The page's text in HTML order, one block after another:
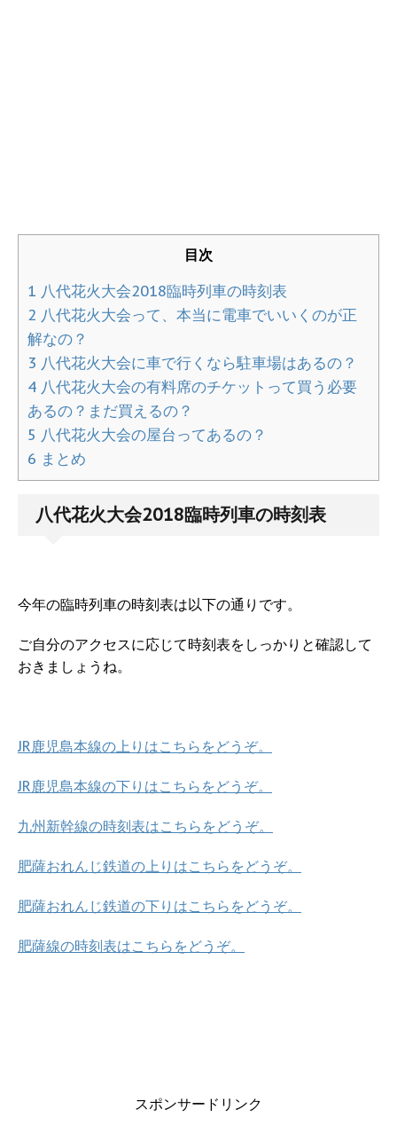
目次
1 八代花火大会2018臨時列車の時刻表
2 八代花火大会って、本当に電車でいいくのが正
解なの？
3 八代花火大会に車で行くなら駐車場はあるの？
4 八代花火大会の有料席のチケットって買う必要
あるの？まだ買えるの？
5 八代花火大会の屋台ってあるの？
6 まとめ
八代花火大会2018臨時列車の時刻表
今年の臨時列車の時刻表は以下の通りです。
ご自分のアクセスに応じて時刻表をしっかりと確認して
おきましょうね。
JR鹿児島本線の上りはこちらをどうぞ。
JR鹿児島本線の下りはこちらをどうぞ。
九州新幹線の時刻表はこちらをどうぞ。
肥薩おれんじ鉄道の上りはこちらをどうぞ。
肥薩おれんじ鉄道の下りはこちらをどうぞ。
肥薩線の時刻表はこちらをどうぞ。
スポンサードリンク